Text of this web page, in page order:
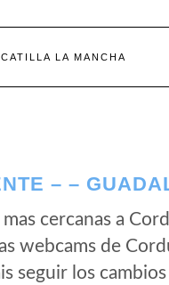
LA MANCHA
– –
cercanas a
webcams de
seguir los